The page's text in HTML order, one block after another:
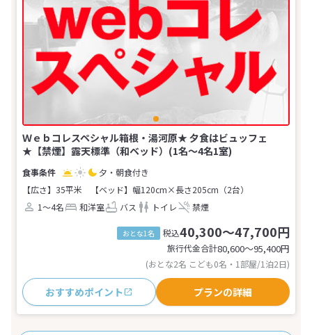
Ｗｅｂコレスペシャル箱根・湯河原★ 夕食はビュッフェ
★【禁煙】露天標準（和ベッド）(1名～4名1室)
夕・朝食付き
【広さ】35平米
【ベッド】幅120cm×長さ205cm（2台）
1～4名
和洋室 バス トイレ 禁煙
おとな1名 税込40,300～47,700円
旅行代金合計80,600〜95,400円
(おとな2名 こども0名・1部屋/1泊2日)
おすすめポイント プランの詳細